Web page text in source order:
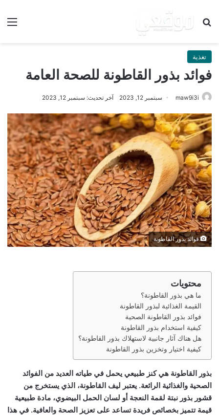
بحث عن
تغذية
فوائد بذور القاطونة للصحة العامة
maw9i3i سبتمبر 12, 2023 آخر تحديث: سبتمبر 12, 2023
فوائد بذور القاطونة
محتويات
ما هي بذور القاطونة؟
القيمة الغذائية لبذور القاطونة
فوائد بذور القاطونة الصحية
كيفية استخدام بذور القاطونة
هل هناك آثار جانبية لاستهلاك بذور القاطونة؟
كيفية اختيار وتخزين بذور القاطونة
بذور القاطونة هي كنز طبيعي يحمل في طياته العديد من الفوائد
الصحية والغذائية الرائعة. يعتبر ليف القاطونة، الذي يستخرج من
قشور بذور نبتة لقمة النعجة أو لسان الحمل البيضوي، مادة طبيعية
قيمة تتميز بخصائص فريدة تساعد على تعزيز الصحة والعافية. في هذا